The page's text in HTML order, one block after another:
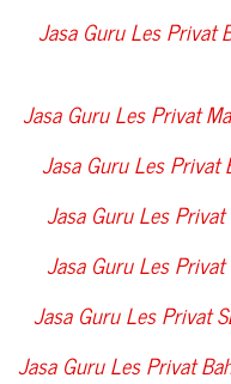
Jasa Guru Les Privat
Jasa Guru Les Privat
Jasa Guru Les
Jasa Guru Les
Jasa Guru Les
Jasa Guru Les Privat
Jasa Guru Les Privat